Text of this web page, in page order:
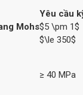
Yêu cầu
Mohs$5 \pm 1$
$\le 350$
≥ 40 MPa